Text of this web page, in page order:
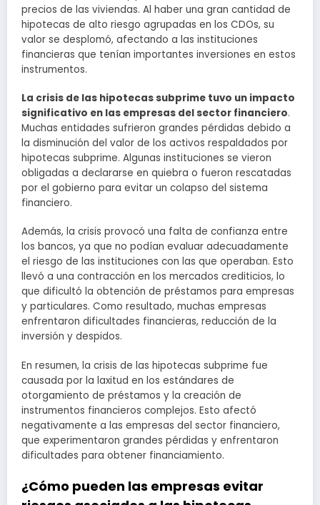
precios de las viviendas. Al haber una gran cantidad de
hipotecas de alto riesgo agrupadas en los CDOs, su
valor se desplomó, afectando a las instituciones
financieras que tenían importantes inversiones en estos
instrumentos.
La crisis de las hipotecas subprime tuvo un impacto
significativo en las empresas del sector financiero.
Muchas entidades sufrieron grandes pérdidas debido a
la disminución del valor de los activos respaldados por
hipotecas subprime. Algunas instituciones se vieron
obligadas a declararse en quiebra o fueron rescatadas
por el gobierno para evitar un colapso del sistema
financiero.
Además, la crisis provocó una falta de confianza entre
los bancos, ya que no podían evaluar adecuadamente
el riesgo de las instituciones con las que operaban. Esto
llevó a una contracción en los mercados crediticios, lo
que dificultó la obtención de préstamos para empresas
y particulares. Como resultado, muchas empresas
enfrentaron dificultades financieras, reducción de la
inversión y despidos.
En resumen, la crisis de las hipotecas subprime fue
causada por la laxitud en los estándares de
otorgamiento de préstamos y la creación de
instrumentos financieros complejos. Esto afectó
negativamente a las empresas del sector financiero,
que experimentaron grandes pérdidas y enfrentaron
dificultades para obtener financiamiento.
¿Cómo pueden las empresas evitar